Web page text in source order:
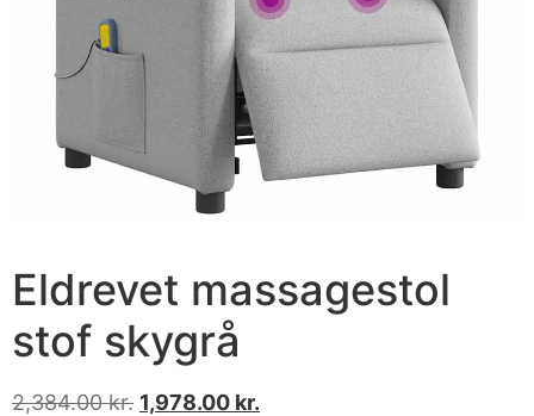
Eldrevet massagestol
stof skygrå
2,384.00kr. 1,978.00 kr.